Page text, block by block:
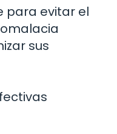
para evitar el
sus